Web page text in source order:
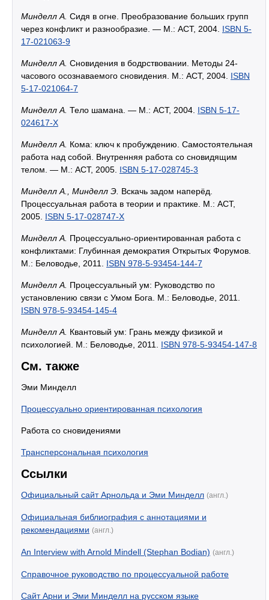
Минделл А. Сидя в огне. Преобразование больших групп
через конфликт и разнообразие. — М.: АСТ, 2004. ISBN 5-
17-021063-9
Минделл А. Сновидения в бодрствовании. Методы 24-
часового осознаваемого сновидения. М.: АСТ, 2004. ISBN
5-17-021064-7
Минделл А. Тело шамана. — М.: АСТ, 2004. ISBN 5-17-
024617-X
Минделл А. Кома: ключ к пробуждению. Самостоятельная
работа над собой. Внутренняя работа со сновидящим
телом. — М.: АСТ, 2005. ISBN 5-17-028745-3
Минделл А., Минделл Э. Вскачь задом наперёд.
Процессуальная работа в теории и практике. М.: АСТ,
2005. ISBN 5-17-028747-X
Минделл А. Процессуально-ориентированная работа с
конфликтами: Глубинная демократия Открытых Форумов.
М.: Беловодье, 2011. ISBN 978-5-93454-144-7
Минделл А. Процессуальный ум: Руководство по
установлению связи с Умом Бога. М.: Беловодье, 2011.
ISBN 978-5-93454-145-4
Минделл А. Квантовый ум: Грань между физикой и
психологией. М.: Беловодье, 2011. ISBN 978-5-93454-147-8
См. также
Эми Минделл
Процессуально ориентированная психология
Работа со сновидениями
Трансперсональная психология
Ссылки
Официальный сайт Арнольда и Эми Минделл (англ.)
Официальная библиография с аннотациями и
рекомендациями (англ.)
An Interview with Arnold Mindell (Stephan Bodian) (англ.)
Справочное руководство по процессуальной работе
Сайт Арни и Эми Минделл на русском языке